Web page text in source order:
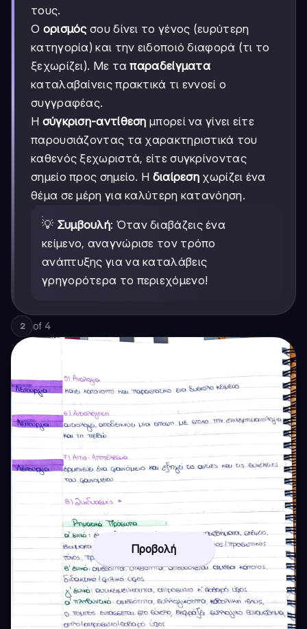
τους.
Ο ορισμόςσου δίνει το γένος (ευρύτερη
κατηγορία) και την ειδοποιό διαφορά (τι το
ξεχωρίζει). Με ταπαραδείγματα
καταλαβαίνεις πρακτικά τι εννοεί ο
συγγραφέας.
Η σύγκριση-αντίθεση μπορεί να γίνει είτε
παρουσιάζοντας τα χαρακτηριστικά του
καθενός ξεχωριστά, είτε συγκρίνοντας
σημείο προς σημείο. Η διαίρεση χωρίζει ένα
θέμα σε μέρη για καλύτερη κατανόηση.
💡 Συμβουλή: Όταν διαβάζεις ένα
κείμενο, αναγνώρισε τον τρόπο
ανάπτυξης για να καταλάβεις
γρηγορότερα το περιεχόμενο!
2 of 4
Προβολή